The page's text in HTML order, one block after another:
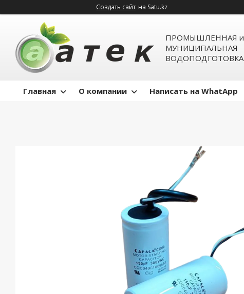
Создать сайт на Satu.kz
ПРОМЫШЛЕННАЯ и
МУНИЦИПАЛЬНАЯ
ВОДОПОДГОТОВКА
Главная О компании Написать на WhatApp